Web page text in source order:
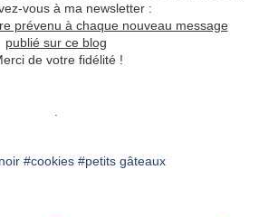
vous à ma newsletter :
prévenu à chaque nouveau message
publié sur ce blog
de votre fidélité !
#cookies #petits gâteaux